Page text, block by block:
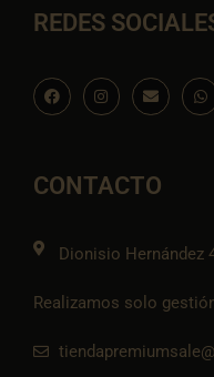
REDES
F
a
c
o
k
I
n
s
r
a
E
n
v
p
e
W
h
a
CONTACTO
Dionisio Hernández
Realizamos solo